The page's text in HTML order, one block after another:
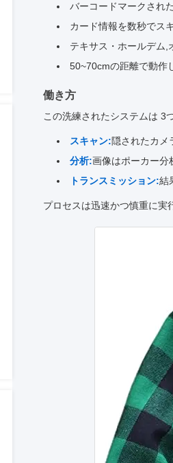
バーコードマークされ
カード情報を数秒でス
テキサス・ホールデム,
50~70cmの距離で動作
働き方
この洗練されたシステムは 3
スキャン:隠されたカメ
分析:画像はポーカー分
トランスミッション:結
プロセスは迅速かつ慎重に実